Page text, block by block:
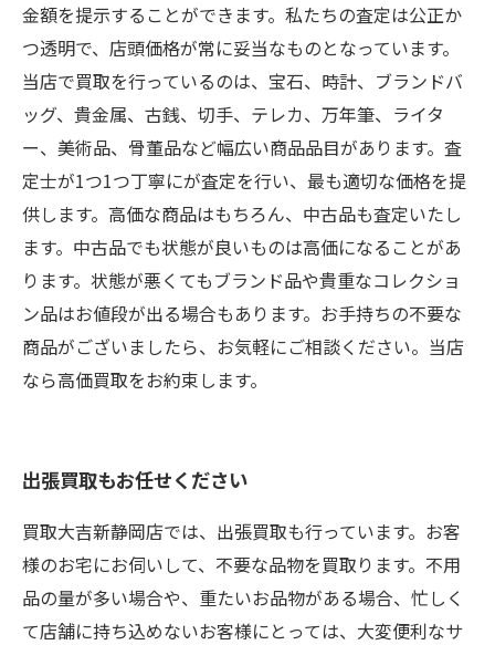
金額を提示することができます。私たちの査定は公正か
つ透明で、店頭価格が常に妥当なものとなっています。
当店で買取を行っているのは、宝石、時計、ブランドバ
ッグ、貴金属、古銭、切手、テレカ、万年筆、ライタ
ー、美術品、骨董品など幅広い商品品目があります。査
定士が1つ1つ丁寧にが査定を行い、最も適切な価格を提
供します。高価な商品はもちろん、中古品も査定いたし
ます。中古品でも状態が良いものは高価になることがあ
ります。状態が悪くてもブランド品や貴重なコレクショ
ン品はお値段が出る場合もあります。お手持ちの不要な
商品がございましたら、お気軽にご相談ください。当店
なら高価買取をお約束します。
出張買取もお任せください
買取大吉新静岡店では、出張買取も行っています。お客
様のお宅にお伺いして、不要な品物を買取ります。不用
品の量が多い場合や、重たいお品物がある場合、忙しく
て店舗に持ち込めないお客様にとっては、大変便利なサ